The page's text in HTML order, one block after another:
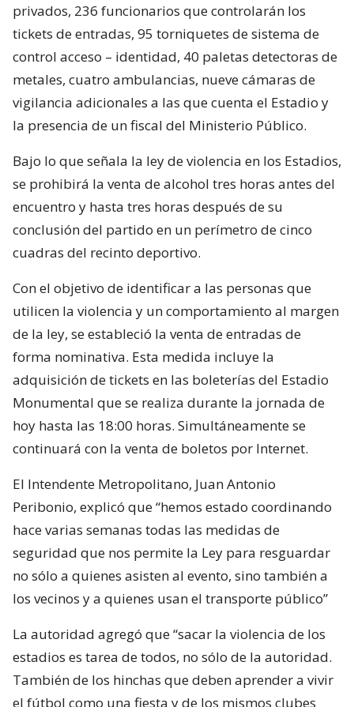
privados, 236 funcionarios que controlarán los
tickets de entradas, 95 torniquetes de sistema de
control acceso – identidad, 40 paletas detectoras de
metales, cuatro ambulancias, nueve cámaras de
vigilancia adicionales a las que cuenta el Estadio y
la presencia de un fiscal del Ministerio Público.
Bajo lo que señala la ley de violencia en los Estadios,
se prohibirá la venta de alcohol tres horas antes del
encuentro y hasta tres horas después de su
conclusión del partido en un perímetro de cinco
cuadras del recinto deportivo.
Con el objetivo de identificar a las personas que
utilicen la violencia y un comportamiento al margen
de la ley, se estableció la venta de entradas de
forma nominativa. Esta medida incluye la
adquisición de tickets en las boleterías del Estadio
Monumental que se realiza durante la jornada de
hoy hasta las 18:00 horas. Simultáneamente se
continuará con la venta de boletos por Internet.
El Intendente Metropolitano, Juan Antonio
Peribonio, explicó que “hemos estado coordinando
hace varias semanas todas las medidas de
seguridad que nos permite la Ley para resguardar
no sólo a quienes asisten al evento, sino también a
los vecinos y a quienes usan el transporte público”
La autoridad agregó que “sacar la violencia de los
estadios es tarea de todos, no sólo de la autoridad.
También de los hinchas que deben aprender a vivir
el fútbol como una fiesta y de los mismos clubes